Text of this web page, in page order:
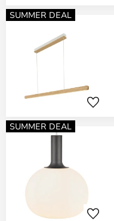
SUMMER DEAL
SUMMER DEAL